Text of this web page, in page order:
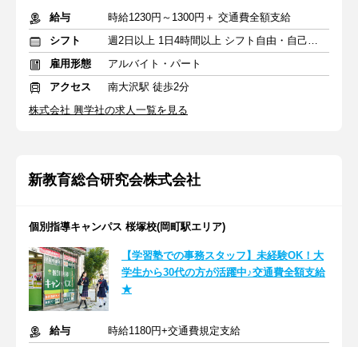
給与
時給1230円～1300円＋ 交通費全額支給
シフト
週2日以上 1日4時間以上 シフト自由・自己申告
雇用形態
アルバイト・パート
アクセス
南大沢駅 徒歩2分
株式会社 興学社の求人一覧を見る
新教育総合研究会株式会社
個別指導キャンパス 桜塚校(岡町駅エリア)
【学習塾での事務スタッフ】未経験OK！大
学生から30代の方が活躍中♪交通費全額支給
★
給与
時給1180円+交通費規定支給